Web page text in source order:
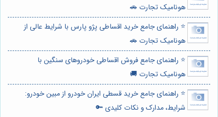
هونامیک تجارت 🚗
⭐️ راهنمای جامع خرید اقساطی پژو پارس با شرایط عالی از
هونامیک تجارت 🚗
⭐️ راهنمای جامع فروش اقساطی خودروهای سنگین با
هونامیک تجارت 🚚
⭐️ راهنمای جامع خرید قسطی ایران خودرو از مبین خودرو:
شرایط، مدارک و نکات کلیدی 🔑